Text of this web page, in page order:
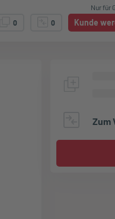
0 0 Kunde
Nur für
Zum